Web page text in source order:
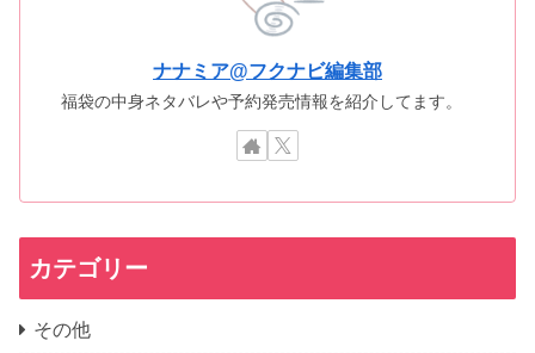
ナナミア@フクナビ編集部
福袋の中身ネタバレや予約発売情報を紹介してます。
カテゴリー
その他